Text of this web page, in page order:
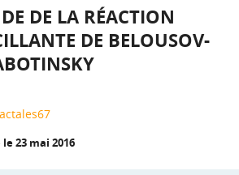
DE LA RÉACTION
DE BELOUSOV-
23 mai 2016